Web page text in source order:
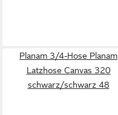
Planam 3/4-Hose Planam
Latzhose Canvas 320
schwarz/schwarz 48